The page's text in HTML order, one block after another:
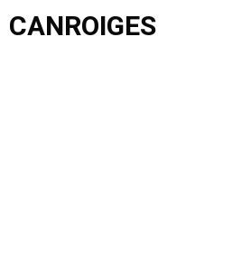
Saltar
CANROIGES